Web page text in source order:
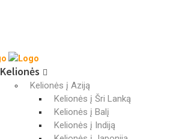
Kelionės
Kelionės į Aziją
Kelionės į Šri Lanką
Kelionės į Balį
Kelionės į Indiją